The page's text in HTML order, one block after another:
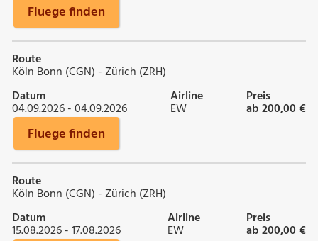
Fluege finden
Route
Köln Bonn (CGN) - Zürich (ZRH)
Datum
04.09.2026 - 04.09.2026
Airline
EW
Preis
ab 200,00 €
Fluege finden
Route
Köln Bonn (CGN) - Zürich (ZRH)
Datum
15.08.2026 - 17.08.2026
Airline
EW
Preis
ab 200,00 €